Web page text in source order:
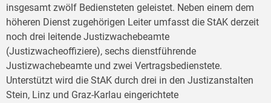
insgesamt zwölf Bediensteten geleistet. Neben einem dem
höheren Dienst zugehörigen Leiter umfasst die StAK derzeit
noch drei leitende Justizwachebeamte
(Justizwacheoffiziere), sechs dienstführende
Justizwachebeamte und zwei Vertragsbedienstete.
Unterstützt wird die StAK durch drei in den Justizanstalten
Stein, Linz und Graz-Karlau eingerichtete